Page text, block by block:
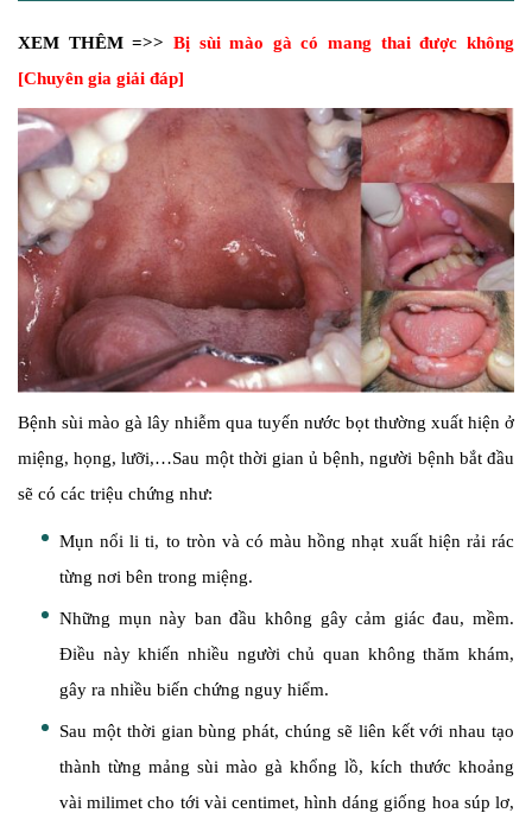
XEM THÊM =>> Bị sùi mào gà có mang thai được không
[Chuyên gia giải đáp]
Bệnh sùi mào gà lây nhiễm qua tuyến nước bọt thường xuất hiện ở
miệng, họng, lưỡi,…Sau một thời gian ủ bệnh, người bệnh bắt đầu
sẽ có các triệu chứng như:
Mụn nổi li ti, to tròn và có màu hồng nhạt xuất hiện rải rác
từng nơi bên trong miệng.
Những mụn này ban đầu không gây cảm giác đau, mềm.
Điều này khiến nhiều người chủ quan không thăm khám,
gây ra nhiều biến chứng nguy hiểm.
Sau một thời gian bùng phát, chúng sẽ liên kết với nhau tạo
thành từng mảng sùi mào gà khổng lồ, kích thước khoảng
vài milimet cho tới vài centimet, hình dáng giống hoa súp lơ,